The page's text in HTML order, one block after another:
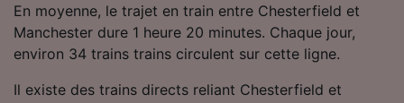
En moyenne, le trajet en train entre Chesterfield et
Manchester dure 1 heure 20 minutes. Chaque jour,
environ 34 trains trains circulent sur cette ligne.
Il existe des trains directs reliant Chesterfield et